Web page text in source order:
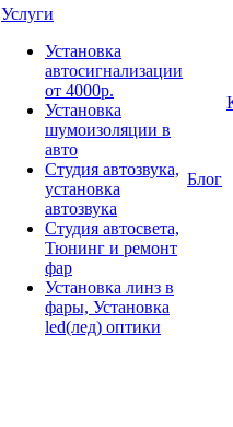
Услуги
Установка
автосигнализации
от 4000р.
Установка
шумоизоляции в
авто
Студия автозвука,
установка
автозвука
Студия автосвета,
Тюнинг и ремонт
фар
Установка линз в
фары, Установка
led(лед) оптики
Блог